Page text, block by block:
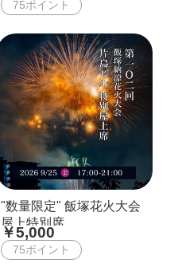
食事券
75ポイント
"数量限定" 飯塚花火大会
屋上特別席
￥5,000
75ポイント